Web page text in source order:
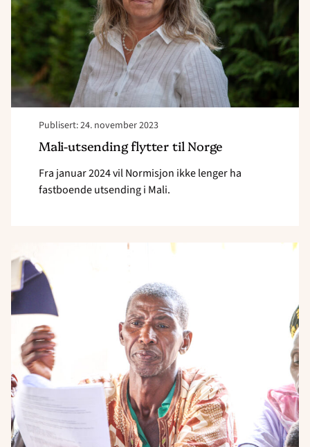
Publisert: 24. november 2023
Mali-utsending flytter til Norge
Fra januar 2024 vil Normisjon ikke lenger ha
fastboende utsending i Mali.
Read
"Setter
menighetene
i
bevegelse"